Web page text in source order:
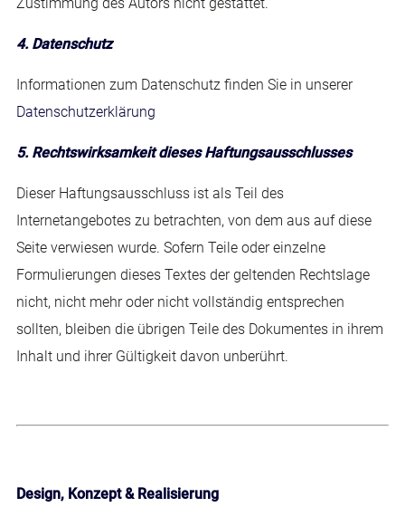
4. Datenschutz
Informationen zum Datenschutz finden Sie in unserer
Datenschutzerklärung
5. Rechtswirksamkeit dieses Haftungsausschlusses
Dieser Haftungsausschluss ist als Teil des
Internetangebotes zu betrachten, von dem aus auf diese
Seite verwiesen wurde. Sofern Teile oder einzelne
Formulierungen dieses Textes der geltenden Rechtslage
nicht, nicht mehr oder nicht vollständig entsprechen
sollten, bleiben die übrigen Teile des Dokumentes in ihrem
Inhalt und ihrer Gültigkeit davon unberührt.
Design, Konzept & Realisierung